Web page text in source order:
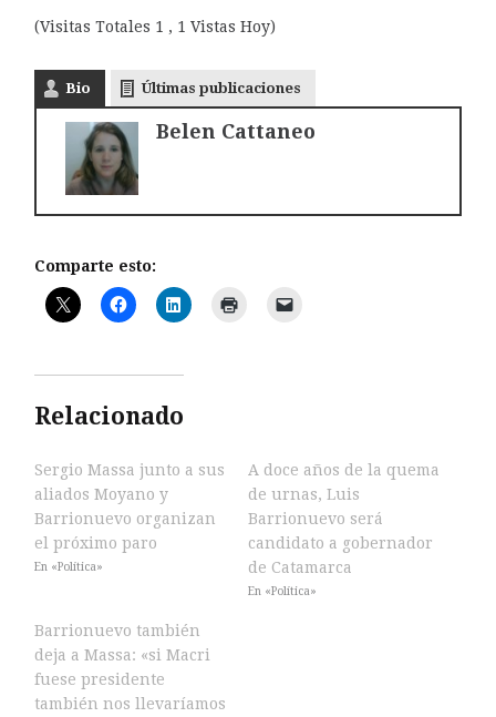
(Visitas Totales 1 , 1 Vistas Hoy)
Bio Últimas publicaciones
Belen Cattaneo
Comparte esto:
Relacionado
Sergio Massa junto a sus
aliados Moyano y
Barrionuevo organizan
el próximo paro
En «Política»
A doce años de la quema
de urnas, Luis
Barrionuevo será
candidato a gobernador
de Catamarca
En «Política»
Barrionuevo también
deja a Massa: «si Macri
fuese presidente
también nos llevaríamos